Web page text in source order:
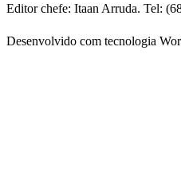
Editor chefe: Itaan Arruda. Tel:
Desenvolvido com tecnologia